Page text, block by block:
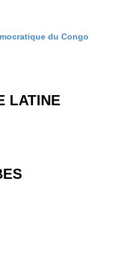
du Congo
LATINE